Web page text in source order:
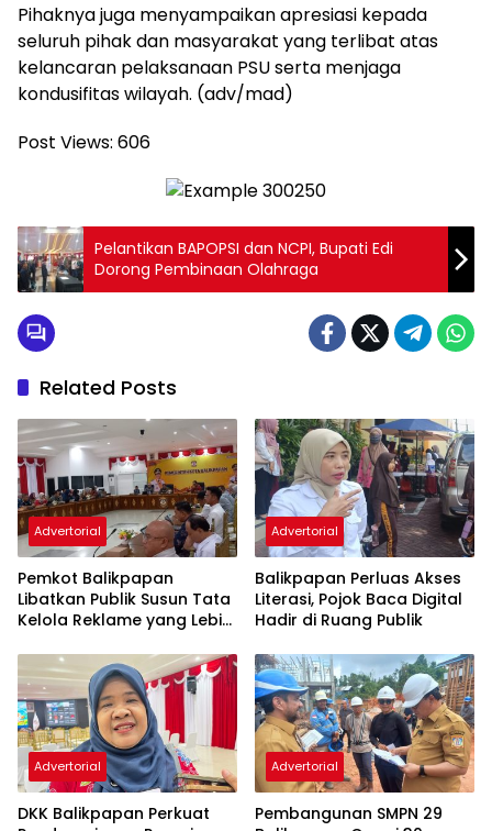
Pihaknya juga menyampaikan apresiasi kepada
seluruh pihak dan masyarakat yang terlibat atas
kelancaran pelaksanaan PSU serta menjaga
kondusifitas wilayah. (adv/mad)
Post Views: 606
Pelantikan BAPOPSI dan NCPI, Bupati Edi
Dorong Pembinaan Olahraga
Related Posts
Advertorial
Pemkot Balikpapan
Libatkan Publik Susun Tata
Kelola Reklame yang Lebih
Advertorial
Balikpapan Perluas Akses
Literasi, Pojok Baca Digital
Hadir di Ruang Publik
Advertorial
DKK Balikpapan Perkuat
Advertorial
Pembangunan SMPN 29